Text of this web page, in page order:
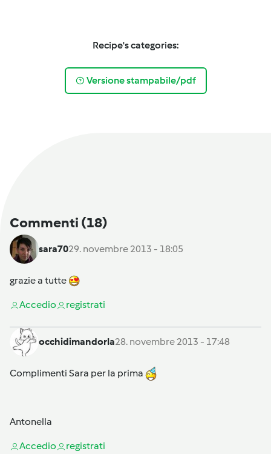
Recipe's categories:
Versione stampabile/pdf
Commenti (18)
sara7029. novembre 2013 - 18:05
grazie a tutte
Accedio registrati
occhidimandorla28. novembre 2013 - 17:48
Complimenti Sara per la prima
Antonella
Accedio registrati